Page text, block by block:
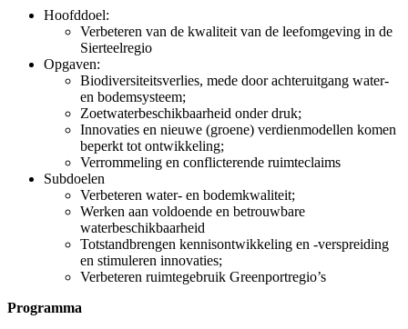
Hoofddoel:
Verbeteren van de kwaliteit van de leefomgeving in de
Sierteelregio
Opgaven:
Biodiversiteitsverlies, mede door achteruitgang water-
en bodemsysteem;
Zoetwaterbeschikbaarheid onder druk;
Innovaties en nieuwe (groene) verdienmodellen komen
beperkt tot ontwikkeling;
Verrommeling en conflicterende ruimteclaims
Subdoelen
Verbeteren water- en bodemkwaliteit;
Werken aan voldoende en betrouwbare
waterbeschikbaarheid
Totstandbrengen kennisontwikkeling en -verspreiding
en stimuleren innovaties;
Verbeteren ruimtegebruik Greenportregio’s
Programma